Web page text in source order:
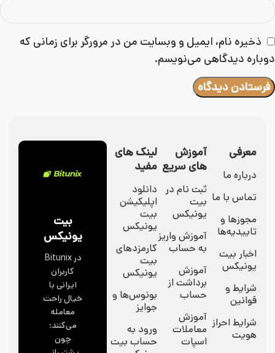
ذخیره نام، ایمیل و وبسایت من در مرورگر برای زمانی که
دوباره دیدگاهی می‌نویسم.
معرفی
درباره ما
تماس با ما
مجوزها و
تاییدیه‌ها
اخبار بیت
یونیکس
شرایط و
قوانین
شرایط احراز
هویت
آموزش
های سریع
ثبت نام در
بیت
یونیکس
آموزش واریز
به حساب
آموزش
برداشت از
حساب
آموزش
معاملات
اسپات
لینک های
مفید
دانلود
اپلیکیشن
بیت
یونیکس
کارمزدهای
بیت
یونیکس
بونوس‌ها و
جوایز
ورود به
حساب بیت
بیت
یونیکس
در Bitunix
کاربران
ایرانی با
خیال راحت
معامله
می‌کنند؛
چون